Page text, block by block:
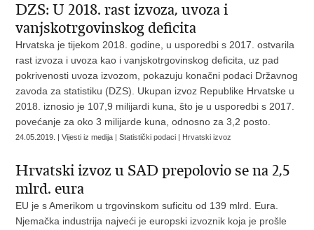
DZS: U 2018. rast izvoza, uvoza i
vanjskotrgovinskog deficita
Hrvatska je tijekom 2018. godine, u usporedbi s 2017. ostvarila
rast izvoza i uvoza kao i vanjskotrgovinskog deficita, uz pad
pokrivenosti uvoza izvozom, pokazuju konačni podaci Državnog
zavoda za statistiku (DZS). Ukupan izvoz Republike Hrvatske u
2018. iznosio je 107,9 milijardi kuna, što je u usporedbi s 2017.
povećanje za oko 3 milijarde kuna, odnosno za 3,2 posto.
24.05.2019. | Vijesti iz medija | Statistički podaci | Hrvatski izvoz
Hrvatski izvoz u SAD prepolovio se na 2,5
mlrd. eura
EU je s Amerikom u trgovinskom suficitu od 139 mlrd. Eura.
Njemačka industrija najveći je europski izvoznik koja je prošle